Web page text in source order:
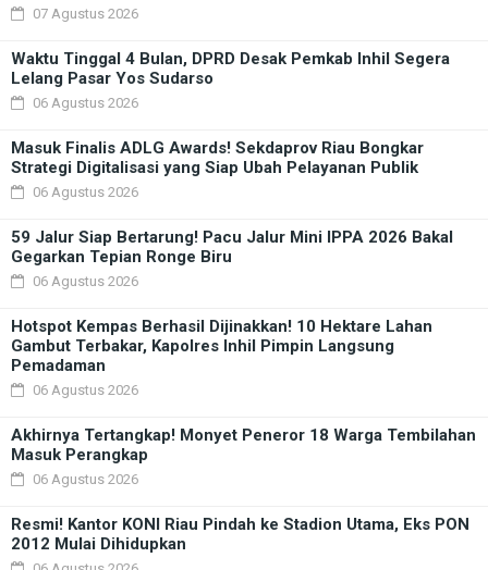
07 Agustus 2026
Waktu Tinggal 4 Bulan, DPRD Desak Pemkab Inhil Segera
Lelang Pasar Yos Sudarso
06 Agustus 2026
Masuk Finalis ADLG Awards! Sekdaprov Riau Bongkar
Strategi Digitalisasi yang Siap Ubah Pelayanan Publik
06 Agustus 2026
59 Jalur Siap Bertarung! Pacu Jalur Mini IPPA 2026 Bakal
Gegarkan Tepian Ronge Biru
06 Agustus 2026
Hotspot Kempas Berhasil Dijinakkan! 10 Hektare Lahan
Gambut Terbakar, Kapolres Inhil Pimpin Langsung
Pemadaman
06 Agustus 2026
Akhirnya Tertangkap! Monyet Peneror 18 Warga Tembilahan
Masuk Perangkap
06 Agustus 2026
Resmi! Kantor KONI Riau Pindah ke Stadion Utama, Eks PON
2012 Mulai Dihidupkan